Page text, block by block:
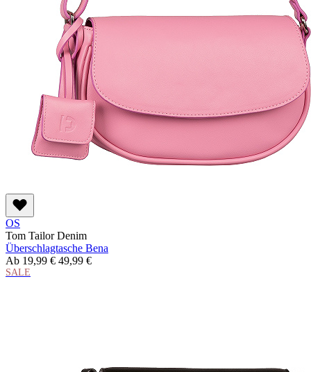
OS
Tom Tailor Denim
Überschlagtasche Bena
Ab 19,99 € 49,99 €
SALE